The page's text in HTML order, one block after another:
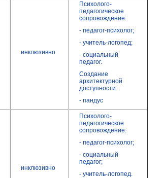
инклюзивно
Психолого-
педагогическое
сопровождение:
- педагог-психолог;
- учитель-логопед;
- социальный
педагог.
Создание
архитектурной
доступности:
- пандус
инклюзивно
Психолого-
педагогическое
сопровождение:
- педагог-психолог;
- социальный
педагог;
- учитель-логопед.